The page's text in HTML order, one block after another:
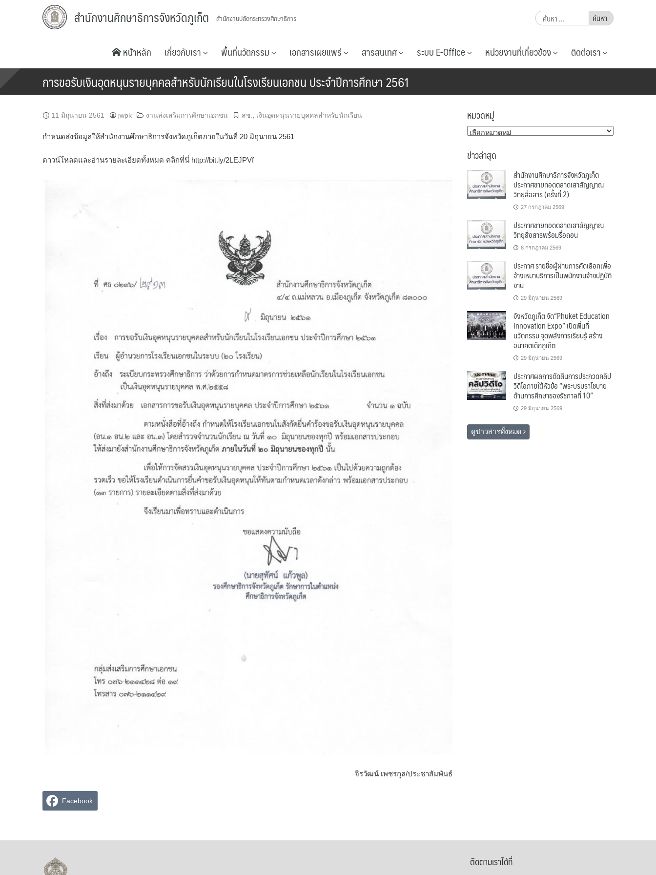
สำนักงานศึกษาธิการจังหวัดภูเก็ต สำนักงานปลัดกระทรวงศึกษาธิการ
ค้นหา
สำหรับ:
หน้าหลัก เกี่ยวกับเรา พื้นที่นวัตกรรม เอกสารเผยแพร่ สารสนเทศ ระบบ E-Office หน่วยงานที่เกี่ยวข้อง ติดต่อเรา
การขอรับเงินอุดหนุนรายบุคคลสำหรับนักเรียนในโรงเรียนเอกชน ประจำปีการศึกษา 2561
11 มิถุนายน 2561 jwpk งานส่งเสริมการศึกษาเอกชน สช. เงินอุดหนุนรายบุคคลสำหรับนักเรียน
กำหนดส่งข้อมูลให้สำนักงานศึกษาธิการจังหวัดภูเก็ตภายในวันที่ 20 มิถุนายน 2561
ดาวน์โหลดและอ่านรายละเอียดทั้งหมด คลิกที่นี่ http://bit.ly/2LEJPVf
จิรวัฒน์ เพชรกุล/ประชาสัมพันธ์
Facebook
หมวดหมู่
หมวด
ข่าวล่าสุด
สำนักงานศึกษาธิการจังหวัดภูเก็ต
ประกาศขายทอดตลาดเสาสัญญาณ
วิทยุสื่อสาร (ครั้งที่ 2)
27 กรกฎาคม 2569
ประกาศขายทอดตลาดเสาสัญญาณ
วิทยุสื่อสารพร้อมรื้อถอน
8 กรกฎาคม 2569
ประกาศ รายชื่อผู้ผ่านการคัดเลือกเพื่อ
จ้างเหมาบริการเป็นพนักงานจ้างปฏิบัติ
งาน
29 มิถุนายน 2569
จังหวัดภูเก็ต จัด“Phuket Education
Innovation Expo” เปิดพื้นที่
นวัตกรรม จุดพลังการเรียนรู้ สร้าง
อนาคตเด็กภูเก็ต
29 มิถุนายน 2569
ประกาศผลการตัดสินการประกวดคลิป
วิดีโอภายใต้หัวข้อ “พระบรมราโชบาย
ด้านการศึกษาของรัชกาลที่ 10”
29 มิถุนายน 2569
ดูข่าวสารทั้งหมด
ติดตามเราได้ที่